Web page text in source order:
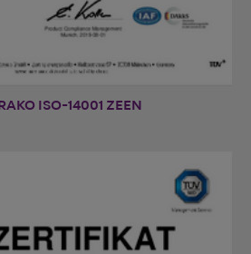
ISO-14001 ZEEN